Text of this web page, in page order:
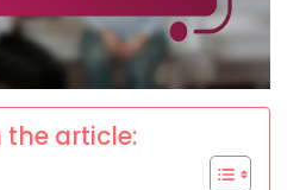
the article: